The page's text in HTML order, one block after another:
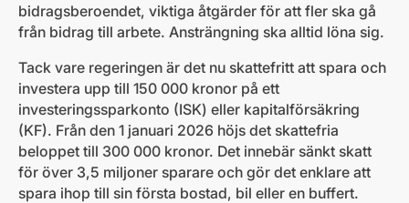
bidragsberoendet, viktiga åtgärder för att fler ska gå
från bidrag till arbete. Ansträngning ska alltid löna sig.
Tack vare regeringen är det nu skattefritt att spara och
investera upp till 150 000 kronor på ett
investeringssparkonto (ISK) eller kapitalförsäkring
(KF). Från den 1 januari 2026 höjs det skattefria
beloppet till 300 000 kronor. Det innebär sänkt skatt
för över 3,5 miljoner sparare och gör det enklare att
spara ihop till sin första bostad, bil eller en buffert.